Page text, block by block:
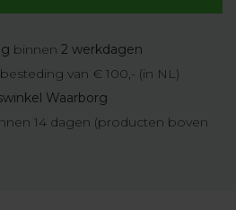
binnen 2 werkdagen
van € 100,- (in NL)
Waarborg
14 dagen (producten boven